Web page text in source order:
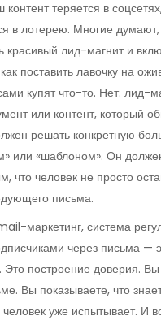
теряется в
в лотерею. Многие думают,
красивый лид-магнит и
поставить лавочку на
купят что-то. Нет. лид-
или контент, который
решать конкретную
или «шаблоном». Он
что человек не просто
письма.
маркетинг, система
через письма —
построение доверия.
Вы показываете, что
уже испытывает. И